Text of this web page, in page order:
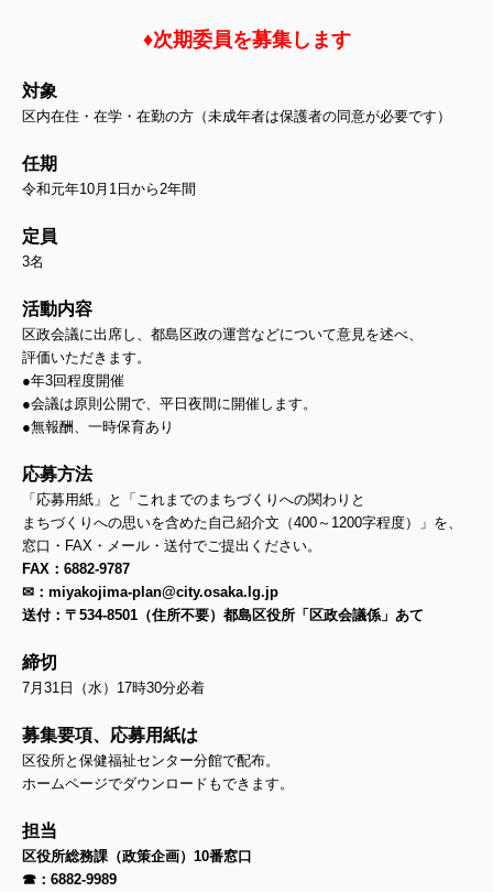
♦次期委員を募集します
対象
区内在住・在学・在勤の方（未成年者は保護者の同意が必要です）
任期
令和元年10月1日から2年間
定員
3名
活動内容
区政会議に出席し、都島区政の運営などについて意見を述べ、
評価いただきます。
●年3回程度開催
●会議は原則公開で、平日夜間に開催します。
●無報酬、一時保育あり
応募方法
「応募用紙」と「これまでのまちづくりへの関わりと
まちづくりへの思いを含めた自己紹介文（400～1200字程度）」を、
窓口・FAX・メール・送付でご提出ください。
FAX：6882-9787
✉：miyakojima-plan@city.osaka.lg.jp
送付：〒534-8501（住所不要）都島区役所「区政会議係」あて
締切
7月31日（水）17時30分必着
募集要項、応募用紙は
区役所と 保健福祉センター分館で配布。
ホームページでダウンロードもできます。
担当
区役所総務課（政策企画）10番窓口
☎：6882-9989